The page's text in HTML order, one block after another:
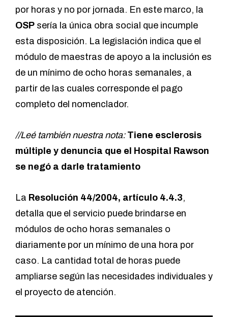
por horas y no por jornada. En este marco, la
OSP sería la única obra social que incumple
esta disposición. La legislación indica que el
módulo de maestras de apoyo a la inclusión es
de un mínimo de ocho horas semanales, a
partir de las cuales corresponde el pago
completo del nomenclador.
//Leé también nuestra nota: Tiene esclerosis
múltiple y denuncia que el Hospital Rawson
se negó a darle tratamiento
La Resolución 44/2004, artículo 4.4.3,
detalla que el servicio puede brindarse en
módulos de ocho horas semanales o
diariamente por un mínimo de una hora por
caso. La cantidad total de horas puede
ampliarse según las necesidades individuales y
el proyecto de atención.